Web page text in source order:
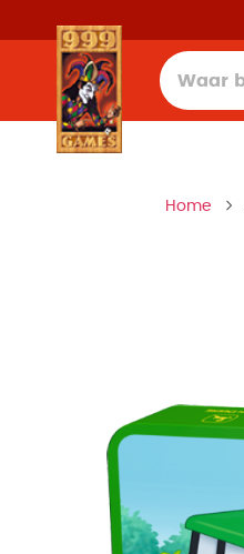
Home